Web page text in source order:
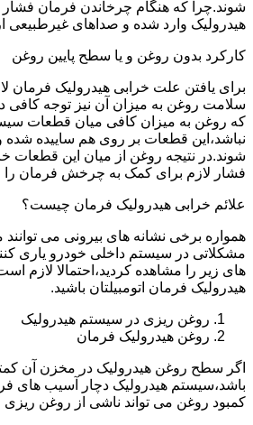
شوند.چرا که هنگام چرخاندن فرمان
هیدرولیک وارد شده و صداهای
کارکرد بدون روغن و یا سطح پایین روغن
برای یافتن علت خرابی هیدرولیک فرمان
سلامت روغن به میزان آن نیز توجه کافی
که روغن به میزان کافی میان قطعات
نباشد،این قطعات بر روی هم ساییده
شوند.در نتیجه روغن از میان این قطعات
فشار لازم برای کمک به چرخش فرمان را
علائم خرابی هیدرولیک فرمان چیست؟
همواره برخی نشانه های بیرونی می توانند
مشکلاتی در سیستم داخلی خودرو یاری
های زیر را مشاهده کردید،احتمالا لازم
هیدرولیک فرمان اتومبیلتان باشید.
روغن ریزی در سیستم هیدرولیک
روغن هیدرولیک فرمان
اگر سطح روغن هیدرولیک در مخزن آن
باشد،سیستم هیدرولیک دچار آسیب های
کمبود روغن می تواند ناشی از روغن